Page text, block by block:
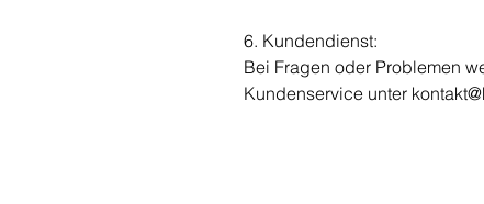
6. Kundendienst:
Bei Fragen oder Problemen
Kundenservice unter